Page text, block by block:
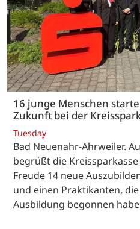
16 junge Menschen
Zukunft bei der
Tuesday
Bad Neuenahr-Ahrweiler.
begrüßt die
Freude 14 neue
und einen Praktikanten,
Ausbildung begonnen